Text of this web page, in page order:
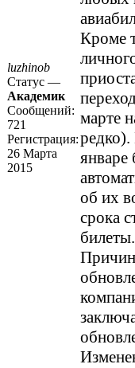
luzhinob
Статус —
Академик
Сообщений:
721
Регистрация:
26 Марта
2015
Кроме
марте
январе
об их
срока
билеты.